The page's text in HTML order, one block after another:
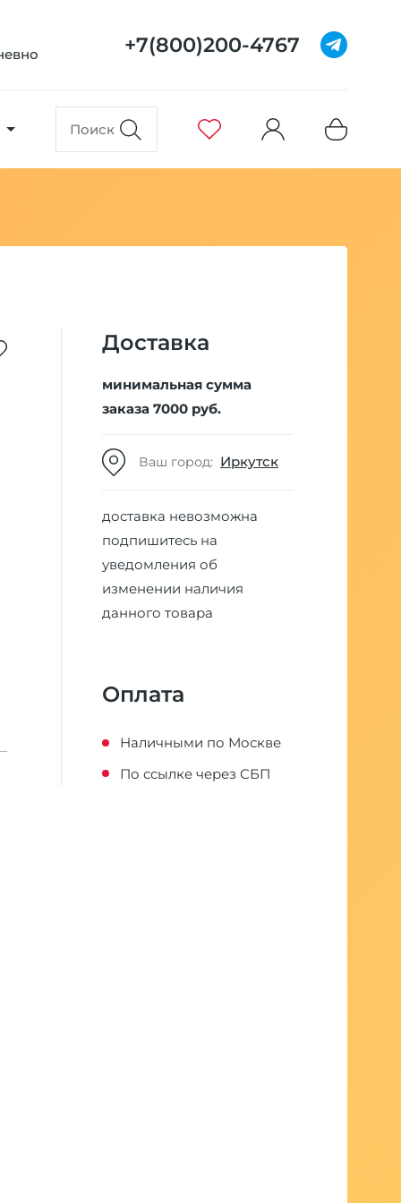
+7(800)200-4767
Доставка
минимальная сумма
заказа 7000 руб.
Ваш город: Иркутск
доставка невозможна
подпишитесь на
уведомления об
изменении наличия
данного товара
Оплата
Наличными по Москве
По ссылке через СБП